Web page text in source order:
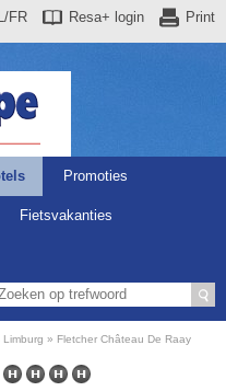
Print
Resa+ login
FR
Promoties
Fietsvakanties
Limburg Fletcher Château De Raay